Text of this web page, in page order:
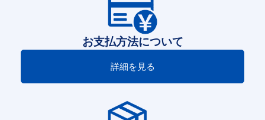
お支払方法について
詳細を見る